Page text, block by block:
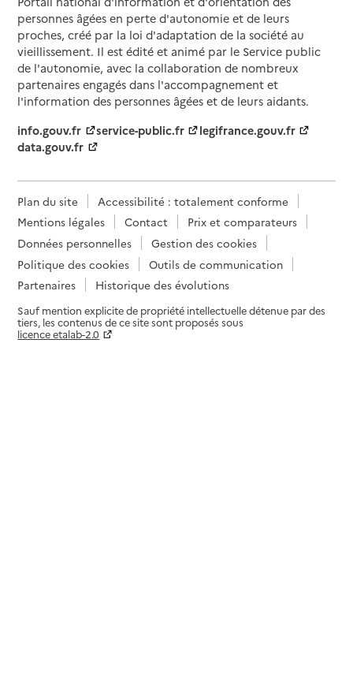
personnes âgées en perte d'autonomie et de leurs
proches, créé par la loi d'adaptation de la société au
vieillissement. Il est édité et animé par le Service public
de l'autonomie, avec la collaboration de nombreux
partenaires engagés dans l'accompagnement et
l'information des personnes âgées et de leurs aidants.
info.gouv.fr
service-public.fr
legifrance.gouv.fr
data.gouv.fr
Plan du site
Accessibilité : totalement conforme
Mentions légales
Contact
Prix et comparateurs
Données personnelles
Gestion des cookies
Politique des cookies
Outils de communication
Partenaires
Historique des évolutions
Sauf mention explicite de propriété intellectuelle détenue par des
tiers, les contenus de ce site sont proposés sous
licence etalab-2.0